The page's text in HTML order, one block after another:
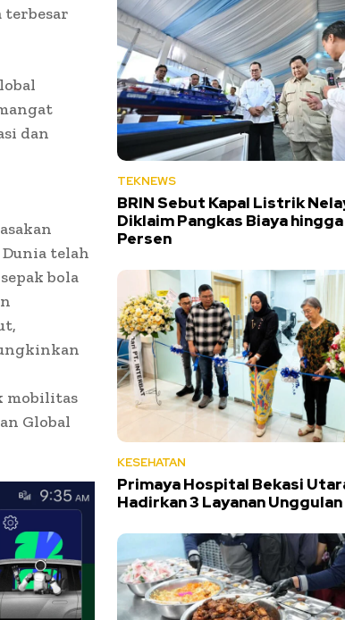
terbesar
dan
telah
bola
mobilitas
Global
TEKNEWS
BRIN Sebut Kapal Listrik
Diklaim Pangkas Biaya
Persen
KESEHATAN
Primaya Hospital Bekasi
Hadirkan 3 Layanan Unggulan